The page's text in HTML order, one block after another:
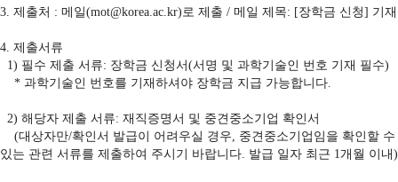
3. 제출처 : 메일(mot@korea.ac.kr)로 제출 / 메일 제목: [장학금 신청] 기재
4. 제출서류
1) 필수 제출 서류: 장학금 신청서 (서명 및 과학기술인 번호 기재 필수)
* 과학기술인 번호를 기재하셔야 장학금 지급 가능합니다.
2) 해당자 제출 서류: 재직증명서 및 중견중소기업 확인서
(대상자만/확인서 발급이 어려우실 경우, 중견중소기업임을 확인할 수
있는 관련 서류를 제출하여 주시기 바랍니다. 발급 일자 최근 1개월 이내 )